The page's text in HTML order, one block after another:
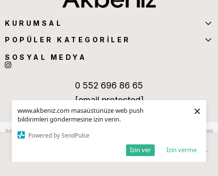
www.akbeniz.com masaüstünüze web push
bildirimleri göndermesine izin verin.
Powered by SendPulse
İzin verme
İzin ver
×
KURUMSAL
POPÜLER KATEGORİLER
SOSYAL MEDYA
0 552 696 86 65
[email protected]
Favorilerim Kategoriler